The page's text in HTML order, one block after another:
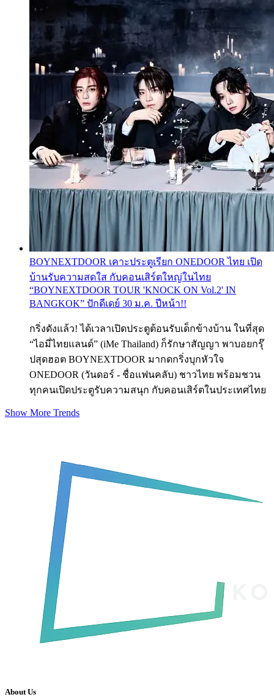
BOYNEXTDOOR เคาะประตูเรียก ONEDOOR ไทย เปิด
บ้านรับความสดใส กับคอนเสิร์ตใหญ่ในไทย
“BOYNEXTDOOR TOUR 'KNOCK ON Vol.2' IN
BANGKOK” ปักดีเดย์ 30 ม.ค. ปีหน้า!!
กริ่งดังแล้ว! ได้เวลาเปิดประตูต้อนรับเด็กข้างบ้าน ในที่สุด
“ไอมี่ไทยแลนด์” (iMe Thailand) ก็รักษาสัญญา พาบอยกรุ๊
ปสุดฮอต BOYNEXTDOOR มากดกริ่งบุกหัวใจ
ONEDOOR (วันดอร์ - ชื่อแฟนคลับ) ชาวไทย พร้อมชวน
ทุกคนเปิดประตูรับความสนุก กับคอนเสิร์ตในประเทศไทย
Show More Trends
About Us